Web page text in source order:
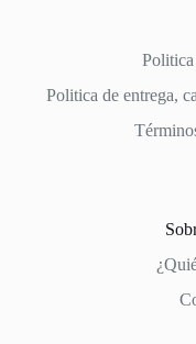
Politica de entrega,